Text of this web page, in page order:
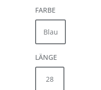
FARBE
Blau
LÄNGE
28